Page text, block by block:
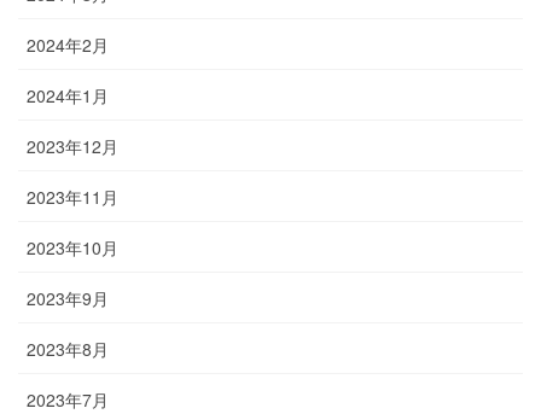
2024年2月
2024年1月
2023年12月
2023年11月
2023年10月
2023年9月
2023年8月
2023年7月